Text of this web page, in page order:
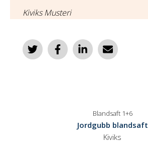
Kiviks Musteri
Blandsaft 1+6
Jordgubb blandsaft
Kiviks